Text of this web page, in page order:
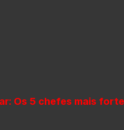
Os 5 chefes mais